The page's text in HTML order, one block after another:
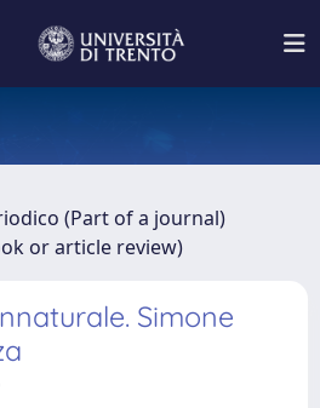
(Part of a journal)
or article review)
Simone